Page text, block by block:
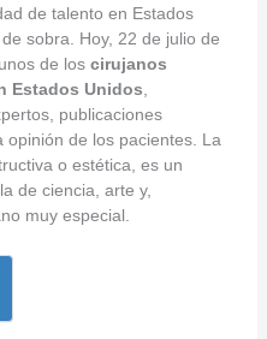
de talento en Estados
sobra. Hoy, 22 de julio de
de los cirujanos
Estados Unidos
publicaciones
opinión de los pacientes. La
o estética, es un
de ciencia, arte y,
muy especial.